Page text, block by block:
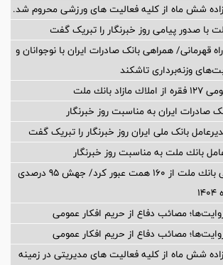
شش ماه از کلیه فعالیت های ورزشی محروم شد.
با صدور پیامی روز خبرنگار را تبریک گفت
قهرمانی/ همراهی بانک صادرات ایران با نوجوانان و
وزنه‌برداری تاشکند
بانك ملت
صادرات ایران به مناسبت روز خبرنگار
بانک ملی ایران روز خبرنگار را تبریک گفت
بانك ملت به مناسبت روز خبرنگار
درآمدهای عملیاتی بانك ملت از 160 همت عبور كرد/ جهش 95 درصدی
مصائب دفاع از حریم افکار عمومی
مصائب دفاع از حریم افکار عمومی
شش ماه از کلیه فعالیت های مدیریتی در زمینه